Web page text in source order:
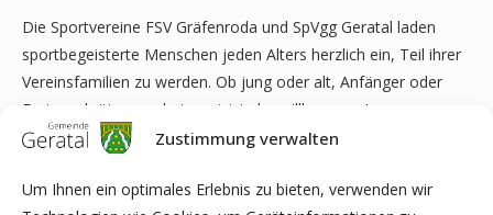
Zustimmung verwalten
Um Ihnen ein optimales Erlebnis zu bieten, verwenden wir
Die Sportvereine FSV Gräfenroda und SpVgg Geratal laden
sportbegeisterte Menschen jeden Alters herzlich ein, Teil ihrer
Vereinsfamilien zu werden. Ob jung oder alt, Anfänger oder
Fortgeschrittener – bei uns ist jeder willkommen!
Unsere Vereine bieten ein breites Spektrum an sportlichen und
gesellschaftlichen Aktivitäten. Gemeinsam möchten wir unsere
Leidenschaft für den Sport teilen und den Teamgeist fördern.